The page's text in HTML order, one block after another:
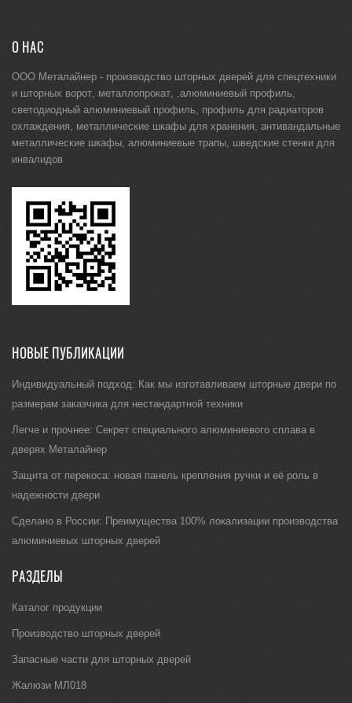
О НАС
ООО Металайнер - производство шторных дверей для спецтехники
и шторных ворот металлопрокат алюминиевый профиль
светодиодный алюминиевый профиль
профиль для радиаторов
охлаждения
металлические шкафы для хранения антивандальные
металлические шкафы алюминиевые трапы шведские стенки для
инвалидов
НОВЫЕ ПУБЛИКАЦИИ
Индивидуальный подход: Как мы изготавливаем шторные двери по
размерам заказчика для нестандартной техники
Легче и прочнее: Секрет специального алюминиевого сплава в
дверях Металайнер
Защита от перекоса: новая панель крепления ручки и её роль в
надежности двери
Сделано в России: Преимущества 100% локализации производства
алюминиевых шторных дверей
РАЗДЕЛЫ
Каталог продукции
Производство шторных дверей
Запасные части для шторных дверей
Жалюзи МЛ018